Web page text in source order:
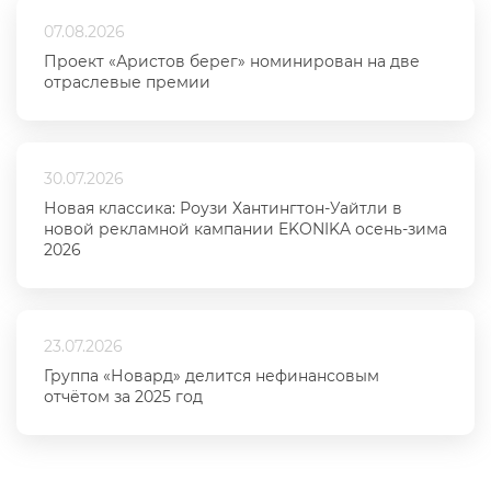
07.08.2026
Проект «Аристов берег» номинирован на две
отраслевые премии
30.07.2026
Новая классика: Роузи Хантингтон-Уайтли в
новой рекламной кампании EKONIKA осень-зима
2026
23.07.2026
Группа «Новард» делится нефинансовым
отчётом за 2025 год